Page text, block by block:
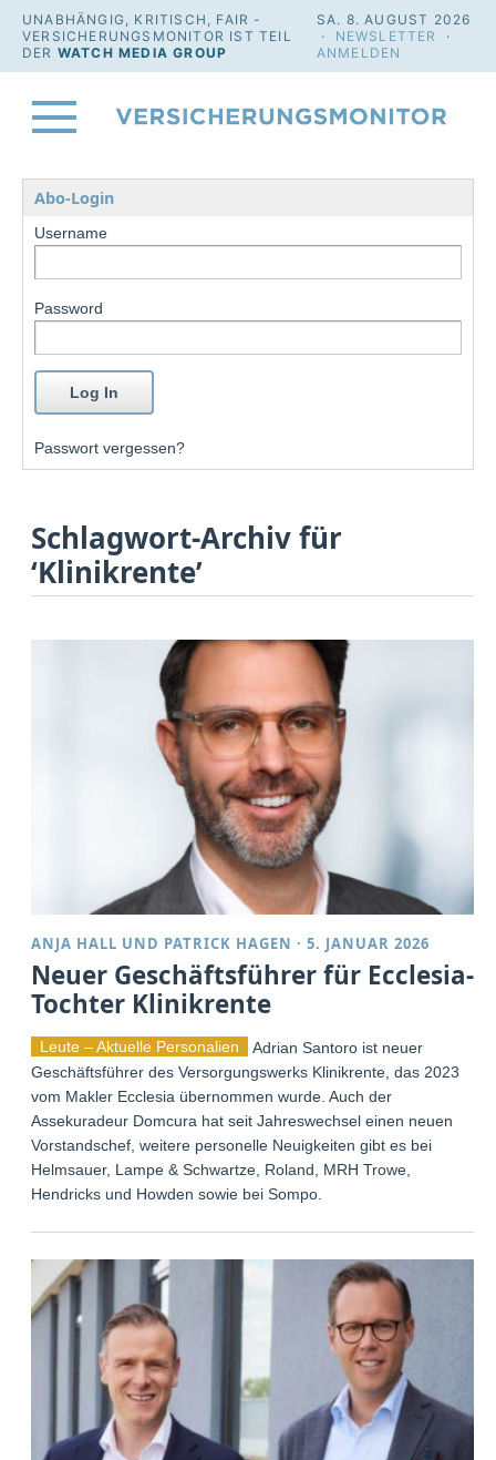
UNABHÄNGIG, KRITISCH, FAIR -
VERSICHERUNGSMONITOR IST TEIL
DER WATCH MEDIA GROUP
SA. 8. AUGUST 2026
· NEWSLETTER
·
ANMELDEN
Abo-Login
Username
Password
Passwort vergessen?
Schlagwort-Archiv für
‘Klinikrente’
ANJA HALL UND PATRICK HAGEN ·5. JANUAR 2026
Neuer Geschäftsführer für Ecclesia-
Tochter Klinikrente
Leute – Aktuelle Personalien
Adrian Santoro ist neuer
Geschäftsführer des Versorgungswerks Klinikrente, das 2023
vom Makler Ecclesia übernommen wurde. Auch der
Assekuradeur Domcura hat seit Jahreswechsel einen neuen
Vorstandschef, weitere personelle Neuigkeiten gibt es bei
Helmsauer, Lampe & Schwartze, Roland, MRH Trowe,
Hendricks und Howden sowie bei Sompo.